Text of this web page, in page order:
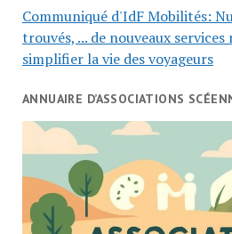
Communiqué d'IdF Mobilités:
trouvés, ... de nouveaux
simplifier la vie des voyageurs
ANNUAIRE D’ASSOCIATIONS